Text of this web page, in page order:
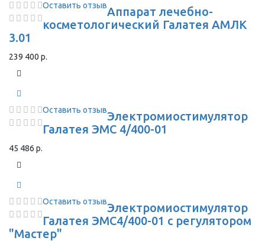
Оставить отзывАппарат лечебно-
косметологический Галатея АМЛК
3.01
239 400 р.
Оставить отзывЭлектромиостимулятор
Галатея ЭМС 4/400-01
45 486 р.
Оставить отзывЭлектромиостимулятор
Галатея ЭМС4/400-01 с регулятором
"Мастер"